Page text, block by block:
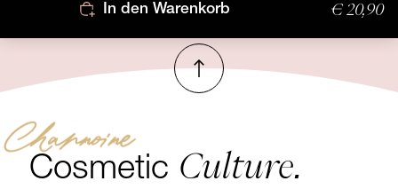
In den Warenkorb € 20,90
Nach oben
Channoine
Cosmetic Culture.